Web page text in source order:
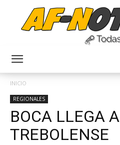
INICIO
REGIONALES
BOCA LLEGA A
TREBOLENSE